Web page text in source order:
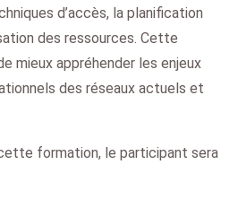
d’accès, la planification
des ressources. Cette
mieux appréhender les enjeux
des réseaux actuels et
formation, le participant sera